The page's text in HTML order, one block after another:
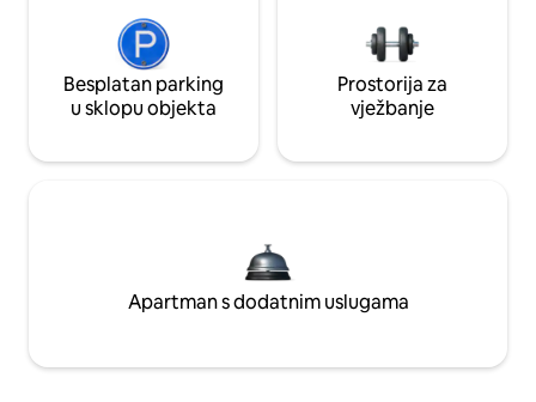
Besplatan parking
u sklopu objekta
Prostorija za
vježbanje
Apartman s dodatnim uslugama